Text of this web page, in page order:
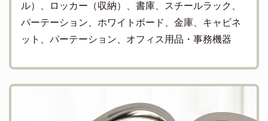
ル）、ロッカー（収納）、書庫、スチールラック、
パーテーション、ホワイトボード、金庫、キャビネ
ット、パーテーション、オフィス用品・事務機器